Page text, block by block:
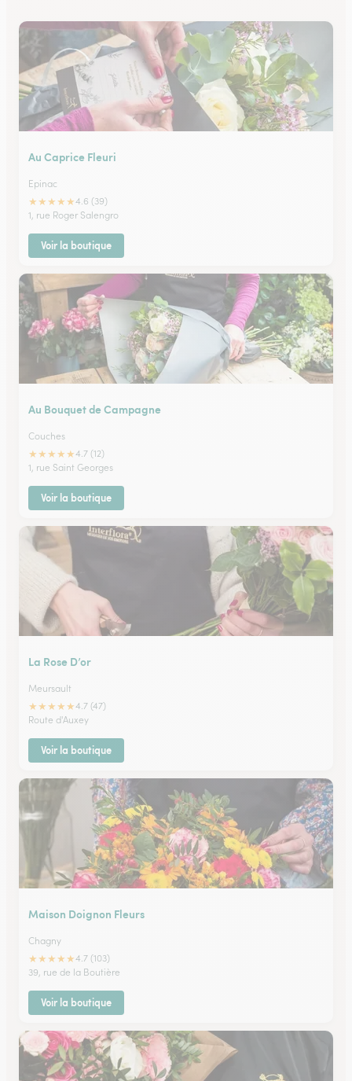
Au Caprice Fleuri
Epinac
★★★★★4.6 (39)
1, rue Roger Salengro
Voir la boutique
Au Bouquet de Campagne
Couches
★★★★★4.7 (12)
1, rue Saint Georges
Voir la boutique
La Rose D’or
Meursault
★★★★★4.7 (47)
Route d'Auxey
Voir la boutique
Maison Doignon Fleurs
Chagny
★★★★★4.7 (103)
39, rue de la Boutière
Voir la boutique